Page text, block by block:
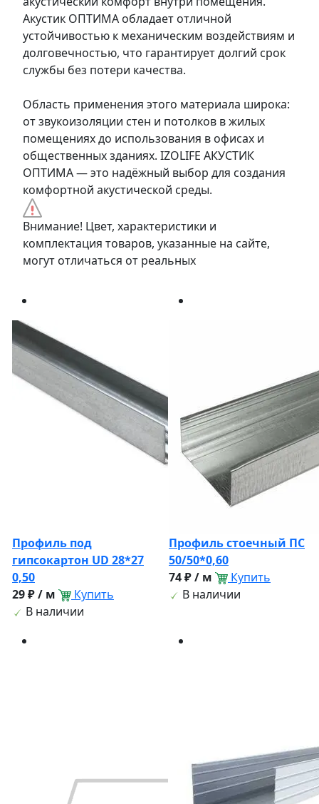
Акустик ОПТИМА обладает отличной
устойчивостью к механическим воздействиям и
долговечностью, что гарантирует долгий срок
службы без потери качества.
Область применения этого материала широка:
от звукоизоляции стен и потолков в жилых
помещениях до использования в офисах и
общественных зданиях. IZOLIFE АКУСТИК
ОПТИМА — это надёжный выбор для создания
комфортной акустической среды.
Внимание! Цвет, характеристики и
комплектация товаров, указанные на сайте,
могут отличаться от реальных
Профиль под
гипсокартон UD 28*27
0,50
29 ₽ / м
Купить
В наличии
Профиль стоечный ПС
50/50*0,60
74 ₽ / м
Купить
В наличии